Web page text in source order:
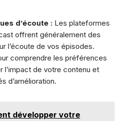
d’écoute : Les plateformes
offrent généralement des
l’écoute de vos épisodes.
comprendre les préférences
l’impact de votre contenu et
d’amélioration.
développer votre